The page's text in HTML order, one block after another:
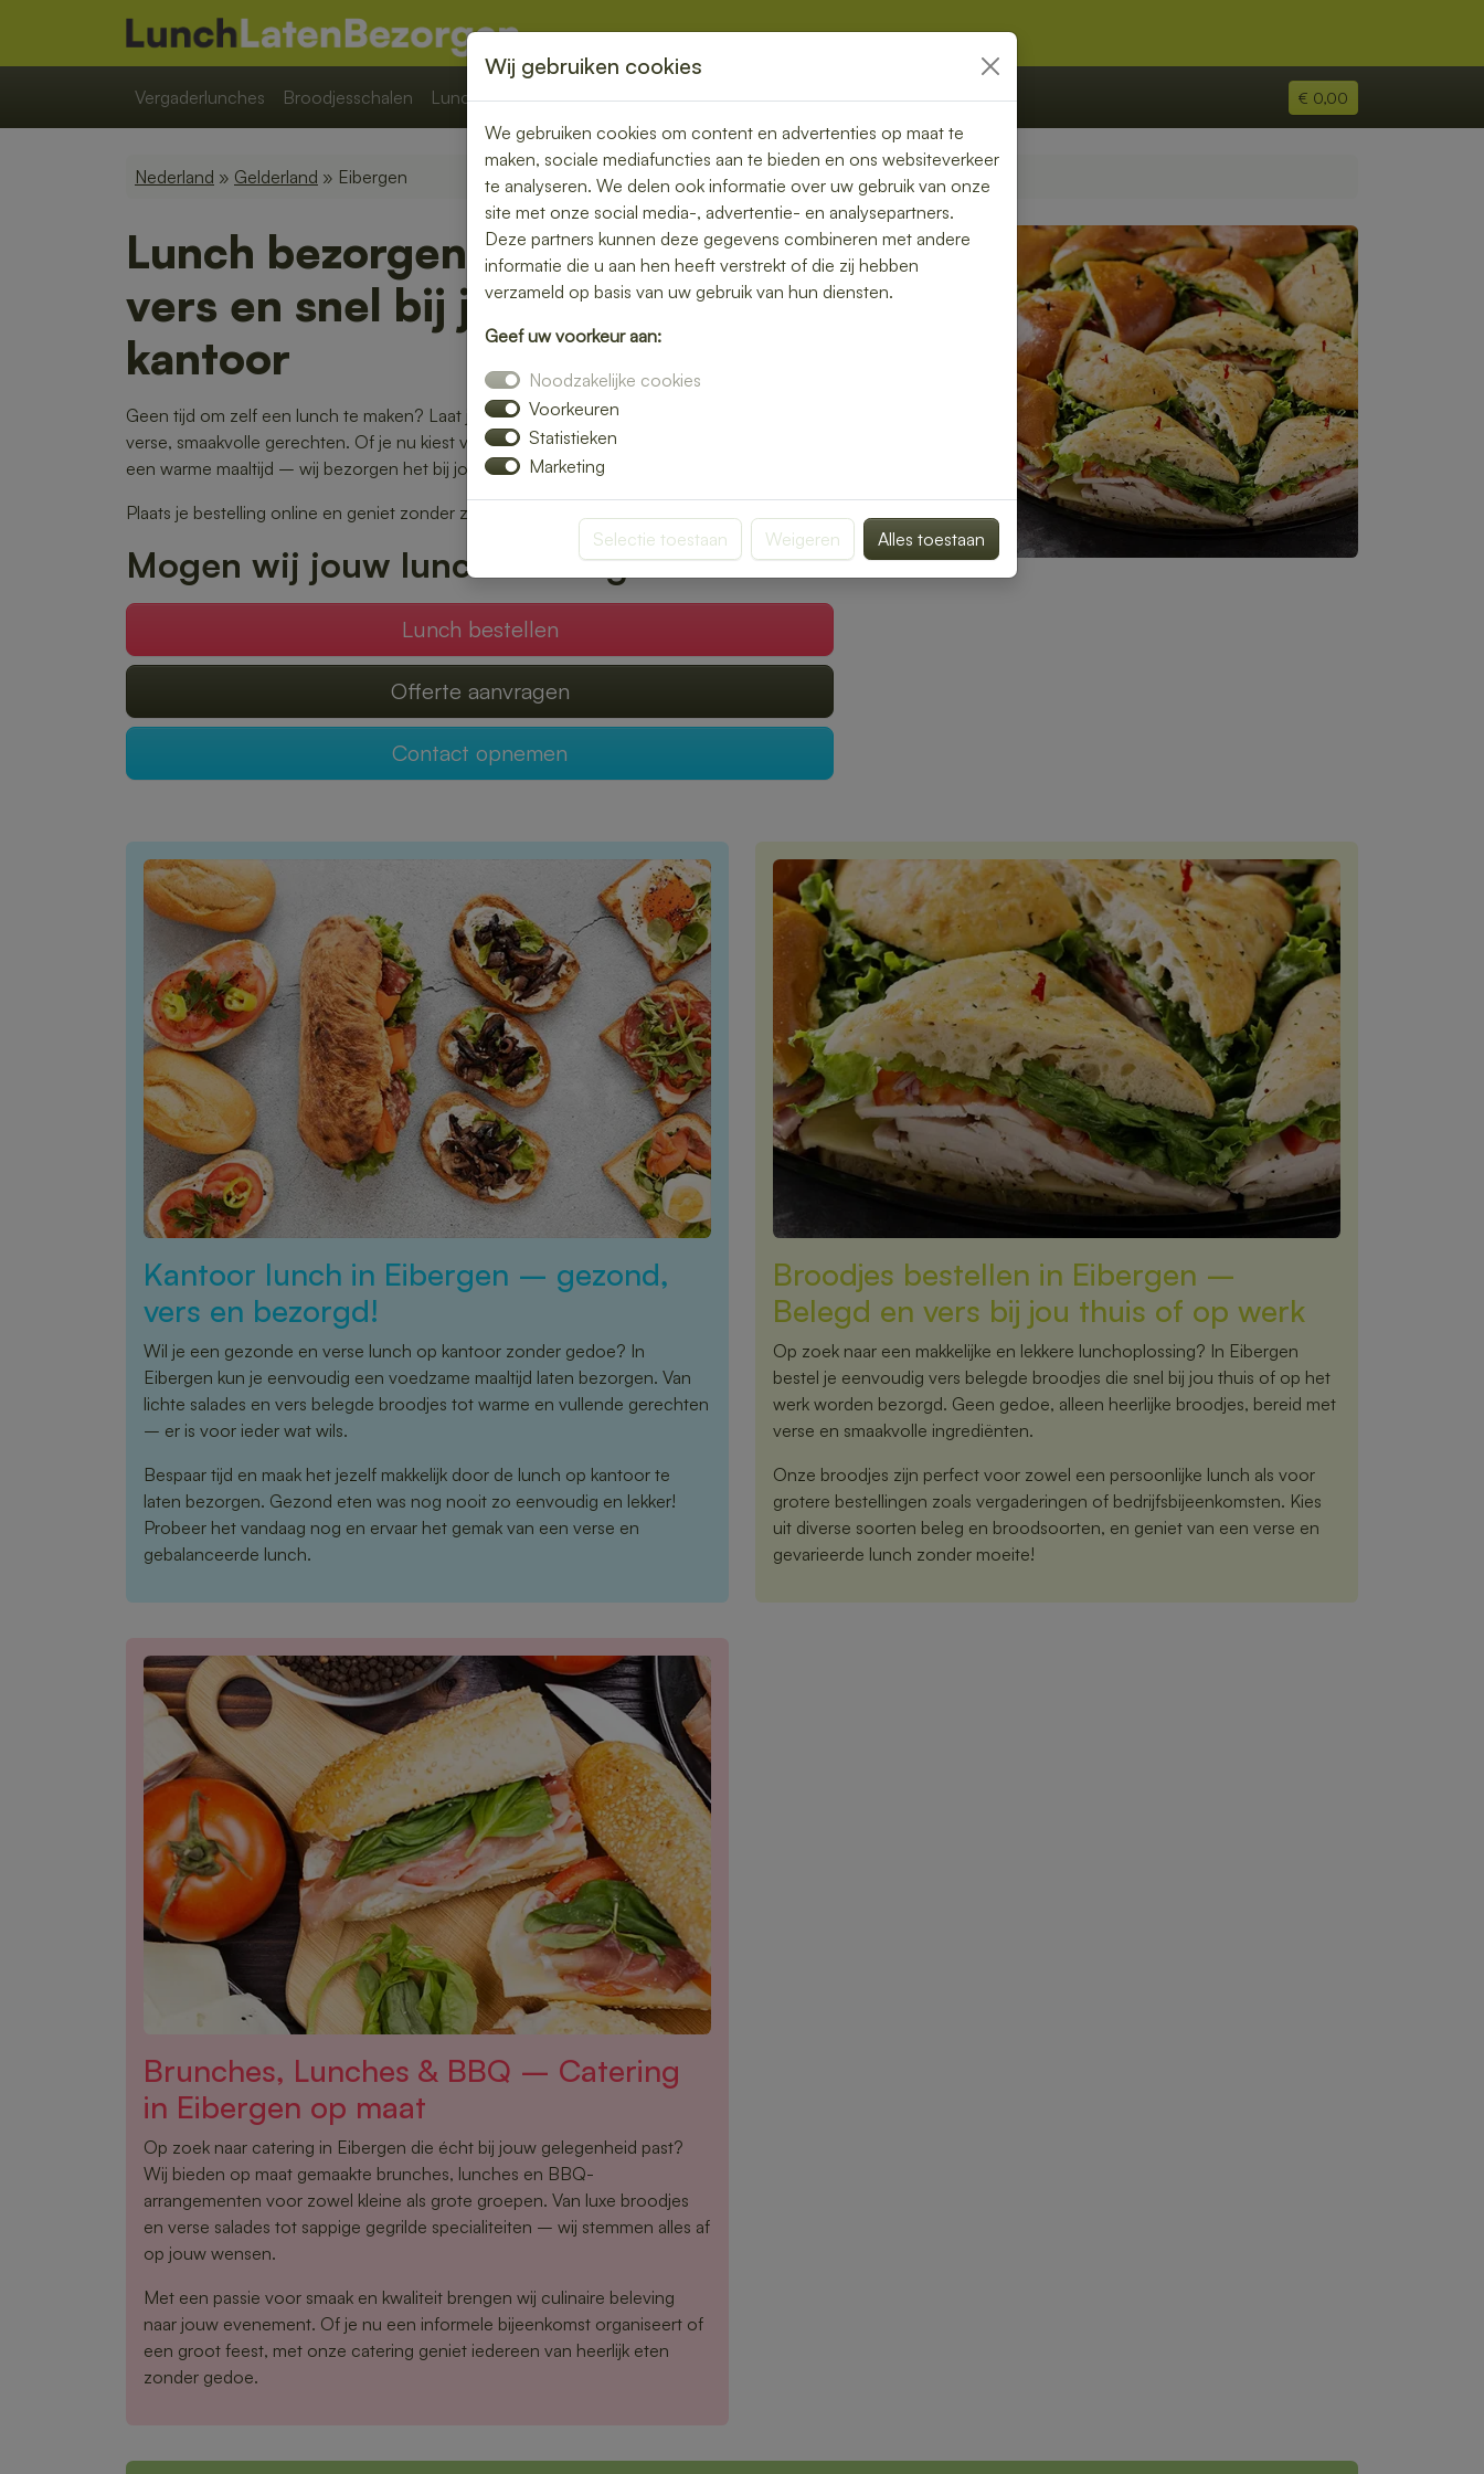
Vergaderlunches Broodjesschalen Lunchpakketten Overige € 0,00
Nederland » Gelderland » Eibergen
Lunch bezorgen in Eibergen –
vers en snel bij jou thuis of op
kantoor
Geen tijd om zelf een lunch te maken? Laat je lunch bezorgen in Eibergen en geniet van
verse, smaakvolle gerechten. Of je nu kiest voor een rijk belegd broodje, een frisse salade of
een warme maaltijd – wij bezorgen het bij jou op locatie.
Plaats je bestelling online en geniet zonder zorgen van een heerlijke lunch.
Mogen wij jouw lunch verzorgen?
Lunch bestellen
Offerte aanvragen
Contact opnemen
Kantoor lunch in Eibergen – gezond,
vers en bezorgd!
Wil je een gezonde en verse lunch op kantoor zonder gedoe? In
Eibergen kun je eenvoudig een voedzame maaltijd laten bezorgen. Van
lichte salades en vers belegde broodjes tot warme en vullende gerechten
– er is voor ieder wat wils.
Bespaar tijd en maak het jezelf makkelijk door de lunch op kantoor te
laten bezorgen. Gezond eten was nog nooit zo eenvoudig en lekker!
Probeer het vandaag nog en ervaar het gemak van een verse en
gebalanceerde lunch.
Broodjes bestellen in Eibergen –
Belegd en vers bij jou thuis of op werk
Op zoek naar een makkelijke en lekkere lunchoplossing? In Eibergen
bestel je eenvoudig vers belegde broodjes die snel bij jou thuis of op het
werk worden bezorgd. Geen gedoe, alleen heerlijke broodjes, bereid met
verse en smaakvolle ingrediënten.
Onze broodjes zijn perfect voor zowel een persoonlijke lunch als voor
grotere bestellingen zoals vergaderingen of bedrijfsbijeenkomsten. Kies
uit diverse soorten beleg en broodsoorten, en geniet van een verse en
gevarieerde lunch zonder moeite!
Brunches, Lunches & BBQ – Catering
in Eibergen op maat
Op zoek naar catering in Eibergen die écht bij jouw gelegenheid past?
Wij bieden op maat gemaakte brunches, lunches en BBQ-
arrangementen voor zowel kleine als grote groepen. Van luxe broodjes
en verse salades tot sappige gegrilde specialiteiten – wij stemmen alles af
op jouw wensen.
Met een passie voor smaak en kwaliteit brengen wij culinaire beleving
naar jouw evenement. Of je nu een informele bijeenkomst organiseert of
een groot feest, met onze catering geniet iedereen van heerlijk eten
zonder gedoe.
Wij gebruiken cookies
We gebruiken cookies om content en advertenties op maat te
maken, sociale mediafuncties aan te bieden en ons websiteverkeer
te analyseren. We delen ook informatie over uw gebruik van onze
site met onze social media-, advertentie- en analysepartners.
Deze partners kunnen deze gegevens combineren met andere
informatie die u aan hen heeft verstrekt of die zij hebben
verzameld op basis van uw gebruik van hun diensten.
Geef uw voorkeur aan:
Noodzakelijke cookies
Voorkeuren
Statistieken
Marketing
Selectie toestaan Weigeren Alles toestaan